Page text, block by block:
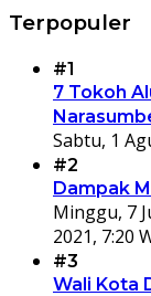
Terpopuler
#1
7 Tokoh
Sabtu, 1
#2
Dampak
Minggu, 7
2021, 7:20
#3
Wali Kota